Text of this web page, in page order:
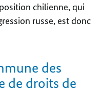
chilienne, qui
russe, est donc
des
de droits de